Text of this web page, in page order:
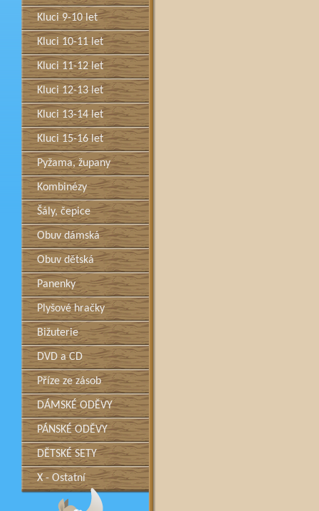
Kluci 9-10 let
Kluci 10-11 let
Kluci 11-12 let
Kluci 12-13 let
Kluci 13-14 let
Kluci 15-16 let
Pyžama, župany
Kombinézy
Šály, čepice
Obuv dámská
Obuv dětská
Panenky
Plyšové hračky
Bižuterie
DVD a CD
Příze ze zásob
DÁMSKÉ ODĚVY
PÁNSKÉ ODĚVY
DĚTSKÉ SETY
X - Ostatní